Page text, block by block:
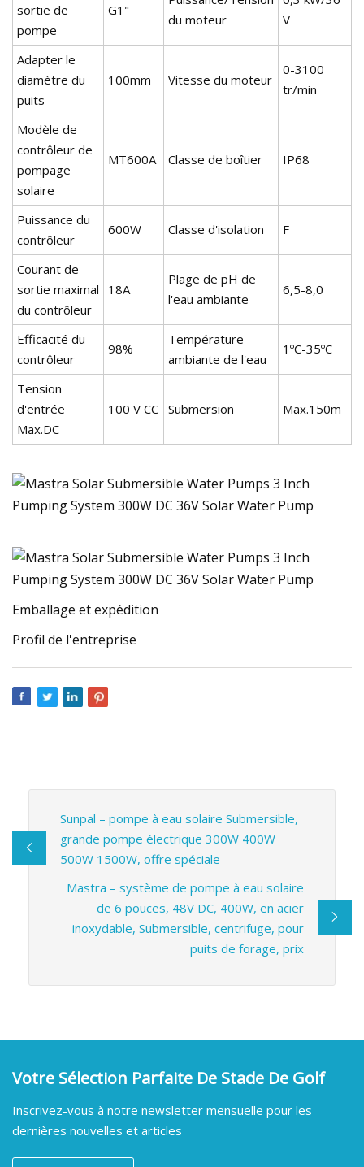
sortie de
pompe
G1"
du moteur
V
Adapter le
diamètre du
puits
100mm Vitesse du moteur
0-3100
tr/min
Modèle de
contrôleur de
pompage
solaire
MT600A Classe de boîtier IP68
Puissance du
contrôleur
600W Classe d'isolation F
Courant de
sortie maximal
du contrôleur
18A
Plage de pH de
l'eau ambiante
6,5-8,0
Efficacité du
contrôleur
98%
Température
ambiante de l'eau
1ºC-35ºC
Tension
d'entrée
Max.DC
100 V CC Submersion Max.150m
Emballage et expédition
Profil de l'entreprise
Sunpal – pompe à eau solaire Submersible,
grande pompe électrique 300W 400W
500W 1500W, offre spéciale
Mastra – système de pompe à eau solaire
de 6 pouces, 48V DC, 400W, en acier
inoxydable, Submersible, centrifuge, pour
puits de forage, prix
Votre Sélection Parfaite De Stade De Golf
Inscrivez-vous à notre newsletter mensuelle pour les
dernières nouvelles et articles